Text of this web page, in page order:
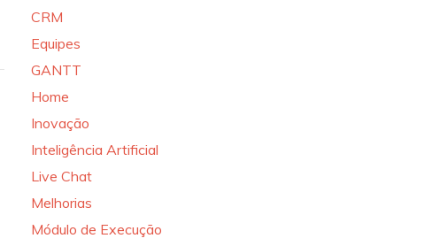
CRM
Equipes
GANTT
Home
Inovação
Inteligência Artificial
Live Chat
Melhorias
Módulo de Execução